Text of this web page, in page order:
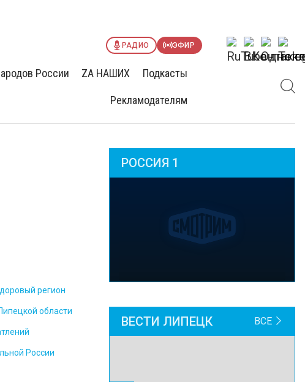
РАДИО ЭФИР
России ZА НАШИХ Подкасты
Рекламодателям
регион
области
России
РОССИЯ 1
ВЕСТИ ЛИПЕЦК ВСЕ